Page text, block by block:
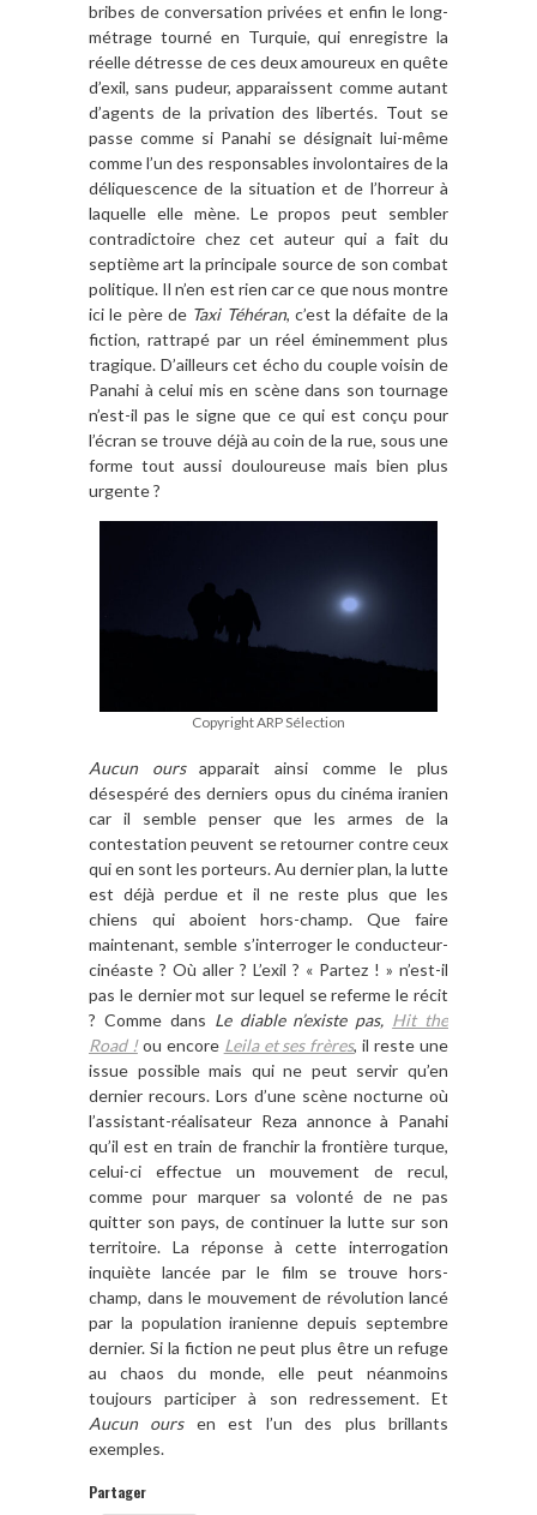
bribes de conversation privées et enfin le long-
métrage tourné en Turquie, qui enregistre la
réelle détresse de ces deux amoureux en quête
d’exil, sans pudeur, apparaissent comme autant
d’agents de la privation des libertés. Tout se
passe comme si Panahi se désignait lui-même
comme l’un des responsables involontaires de la
déliquescence de la situation et de l’horreur à
laquelle elle mène. Le propos peut sembler
contradictoire chez cet auteur qui a fait du
septième art la principale source de son combat
politique. Il n’en est rien car ce que nous montre
ici le père de Taxi Téhéran, c’est la défaite de la
fiction, rattrapé par un réel éminemment plus
tragique. D’ailleurs cet écho du couple voisin de
Panahi à celui mis en scène dans son tournage
n’est-il pas le signe que ce qui est conçu pour
l’écran se trouve déjà au coin de la rue, sous une
forme tout aussi douloureuse mais bien plus
urgente ?
Copyright ARP Sélection
Aucun oursapparait ainsi comme le plus
désespéré des derniers opus du cinéma iranien
car il semble penser que les armes de la
contestation peuvent se retourner contre ceux
qui en sont les porteurs. Au dernier plan, la lutte
est déjà perdue et il ne reste plus que les
chiens qui aboient hors-champ. Que faire
maintenant, semble s’interroger le conducteur-
cinéaste ? Où aller ? L’exil ? « Partez ! » n’est-il
pas le dernier mot sur lequel se referme le récit
? Comme dans Le diable n’existe pas, Hit the
Road !ou encore Leila et ses frères, il reste une
issue possible mais qui ne peut servir qu’en
dernier recours. Lors d’une scène nocturne où
l’assistant-réalisateur Reza annonce à Panahi
qu’il est en train de franchir la frontière turque,
celui-ci effectue un mouvement de recul,
comme pour marquer sa volonté de ne pas
quitter son pays, de continuer la lutte sur son
territoire. La réponse à cette interrogation
inquiète lancée par le film se trouve hors-
champ, dans le mouvement de révolution lancé
par la population iranienne depuis septembre
dernier. Si la fiction ne peut plus être un refuge
au chaos du monde, elle peut néanmoins
toujours participer à son redressement. Et
Aucun ours en est l’un des plus brillants
exemples.
Partager